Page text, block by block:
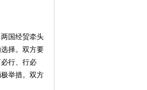
国经贸牵头
择。双方要
行、行必
举措。双方